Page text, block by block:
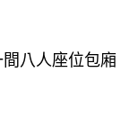
八人座位包